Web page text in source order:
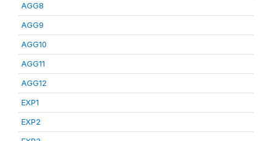
AGG8
AGG9
AGG10
AGG11
AGG12
EXP1
EXP2